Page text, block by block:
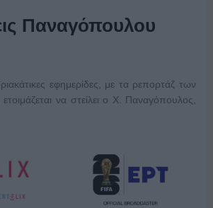
Παναγόπουλου
εφημερίδες, με τα ρεπορτάζ των
να στείλει ο Χ. Παναγόπουλος,